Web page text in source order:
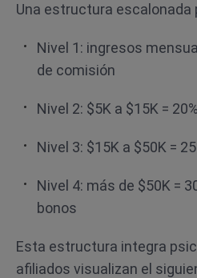
Una estructura escalonada
Nivel 1: ingresos
de comisión
Nivel 2: $5K a $15K =
Nivel 3: $15K a $50K =
Nivel 4: más de $50K =
bonos
Esta estructura integra
afiliados visualizan el